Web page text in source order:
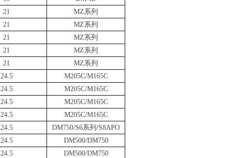
21 MZ系列
21 MZ系列
21 MZ系列
21 MZ系列
21 MZ系列
24.5
M205C/M165C
24.5
M205C/M165C
24.5
M205C/M165C
24.5
M205C/M165C
24.5 DM750/S6系列 /S8APO
24.5
DM500/DM750
24.5
DM500/DM750